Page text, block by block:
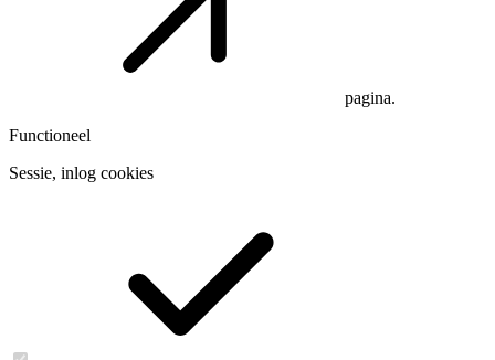
pagina.
Functioneel
Sessie, inlog cookies